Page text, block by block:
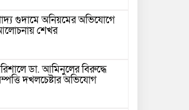
গুদামে অনিয়মের অভিযোগে
শেখর
ডা. আমিনুলের বিরুদ্ধে
দখলচেষ্টার অভিযোগ